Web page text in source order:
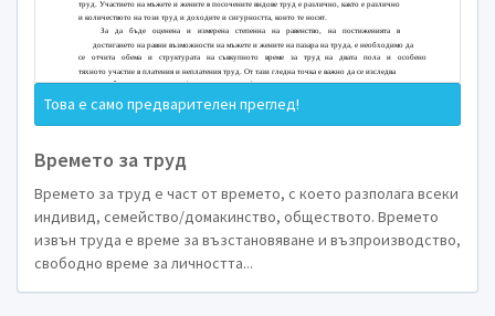
Времето за труд е част от
семейство/домакинство, обществото.
възпроизводство, свободно време за
качествено възпроизводство. На
производителността на днешния или
свидетелства за степента на развитие на
По теория трудът и времето,
обществото и отделния индивид. Правото на
основните достижения на човечеството.
Това е само предварителен преглед!
Времето за труд
Времето за труд е част от времето, с което разполага всеки
индивид, семейство/домакинство, обществото. Времето
извън труда е време за възстановяване и възпроизводство,
свободно време за личността...